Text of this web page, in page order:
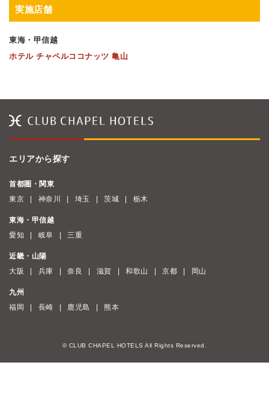
実施店舗
東海・甲信越
ホテル チャペルココナッツ 亀山
エリアから探す
首都圏・関東
東京
神奈川 埼玉 茨城 栃木
東海・甲信越
愛知
岐阜 三重
近畿・山陽
大阪
兵庫 奈良 滋賀 和歌山 京都 岡山
九州
福岡
長崎 鹿児島 熊本
© CLUB CHAPEL HOTELS All Rights Reserved.